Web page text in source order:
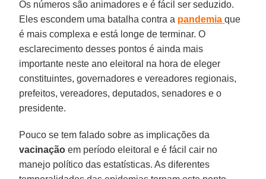
Os números são animadores e é fácil ser seduzido.
Eles escondem uma batalha contra a pandemia que
é mais complexa e está longe de terminar. O
esclarecimento desses pontos é ainda mais
importante neste ano eleitoral na hora de eleger
constituintes, governadores e vereadores regionais,
prefeitos, vereadores, deputados, senadores e o
presidente.
Pouco se tem falado sobre as implicações da
vacinação em período eleitoral e é fácil cair no
manejo político das estatísticas. As diferentes